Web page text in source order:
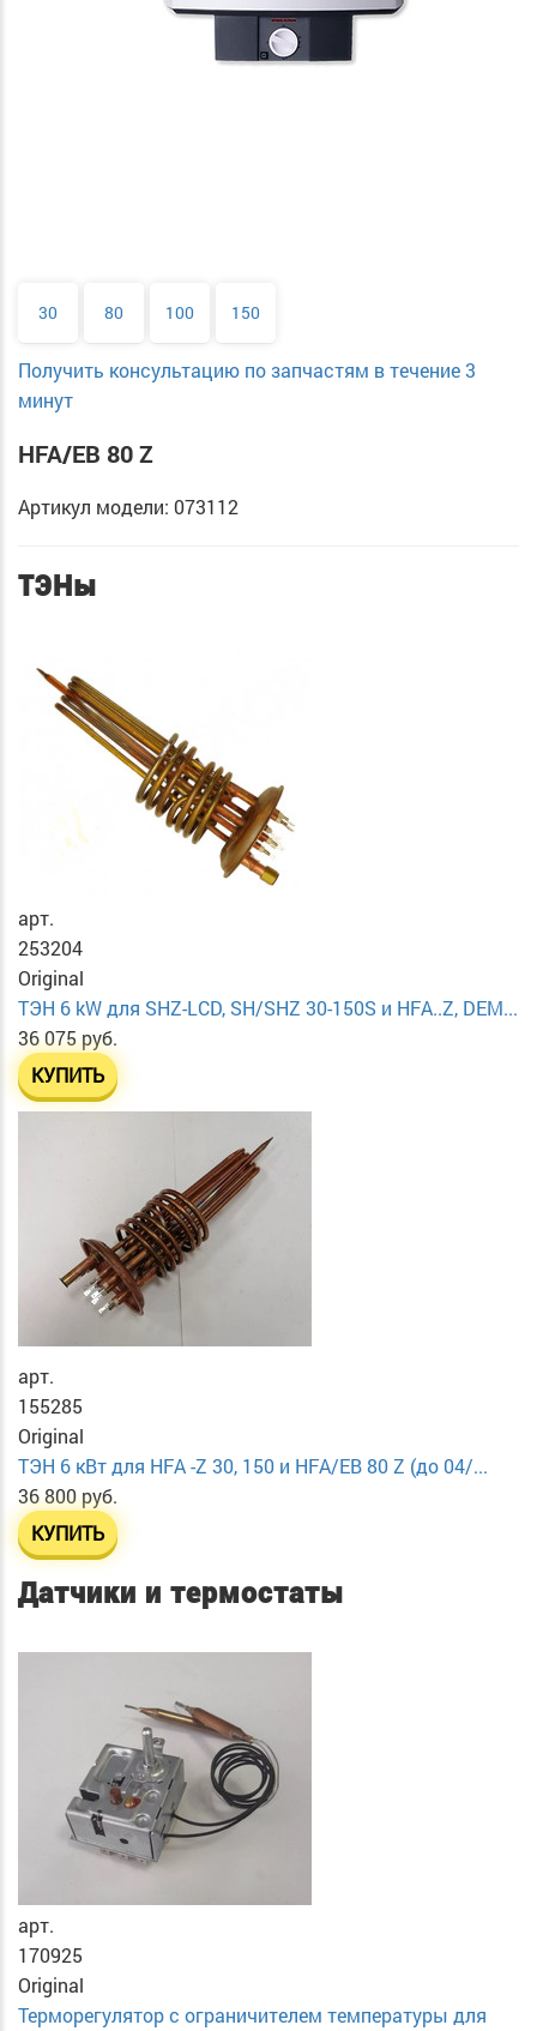
30 80 100 150
Получить консультацию по запчастям в течение 3
минут
HFA/EB 80 Z
Артикул модели: 073112
ТЭНы
арт.
253204
Original
ТЭН 6 kW для SHZ-LCD, SH/SHZ 30-150S и HFA..Z, DEM...
36 075 руб.
КУПИТЬ
арт.
155285
Original
ТЭН 6 кВт для HFA -Z 30, 150 и HFA/EB 80 Z (до 04/...
36 800 руб.
КУПИТЬ
Датчики и термостаты
арт.
170925
Original
Терморегулятор с ограничителем температуры для